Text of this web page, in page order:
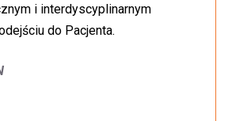
i interdyscyplinarnym
do Pacjenta.